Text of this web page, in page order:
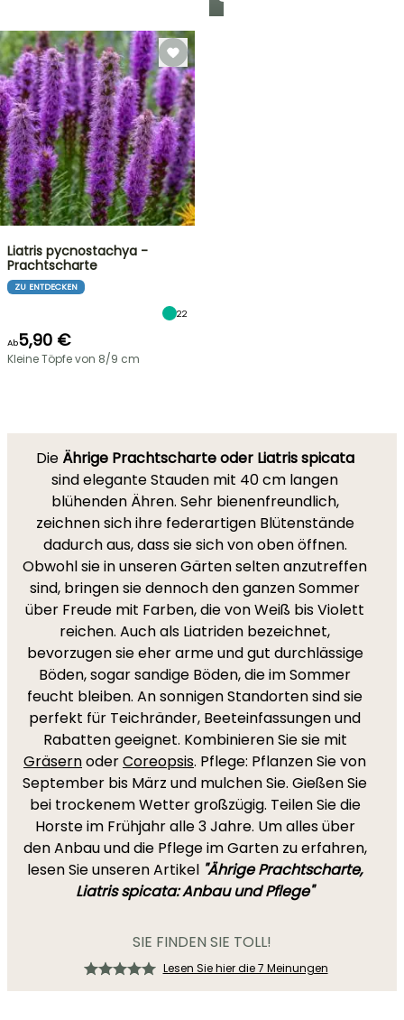
Liatris pycnostachya -
Prachtscharte
ZU ENTDECKEN
22
Ab5,90 €
Kleine Töpfe von 8/9 cm
Die Ährige Prachtscharte oder Liatris spicata
sind elegante Stauden mit 40 cm langen
blühenden Ähren. Sehr bienenfreundlich,
zeichnen sich ihre federartigen Blütenstände
dadurch aus, dass sie sich von oben öffnen.
Obwohl sie in unseren Gärten selten anzutreffen
sind, bringen sie dennoch den ganzen Sommer
über Freude mit Farben, die von Weiß bis Violett
reichen. Auch als Liatriden bezeichnet,
bevorzugen sie eher arme und gut durchlässige
Böden, sogar sandige Böden, die im Sommer
feucht bleiben. An sonnigen Standorten sind sie
perfekt für Teichränder, Beeteinfassungen und
Rabatten geeignet. Kombinieren Sie sie mit
GräsernoderCoreopsis. Pflege: Pflanzen Sie von
September bis März und mulchen Sie. Gießen Sie
bei trockenem Wetter großzügig. Teilen Sie die
Horste im Frühjahr alle 3 Jahre. Um alles über
den Anbau und die Pflege im Garten zu erfahren,
lesen Sie unseren Artikel "Ährige Prachtscharte,
Liatris spicata: Anbau und Pflege"
SIE FINDEN SIE TOLL!
Lesen Sie hier die 7 Meinungen